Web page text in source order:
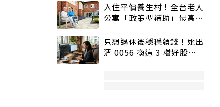
入住平價養生村！全台老人
公寓「政策型補助」最高打
只想退休後穩穩領錢！她出
清 0056 換這 3 檔好股：